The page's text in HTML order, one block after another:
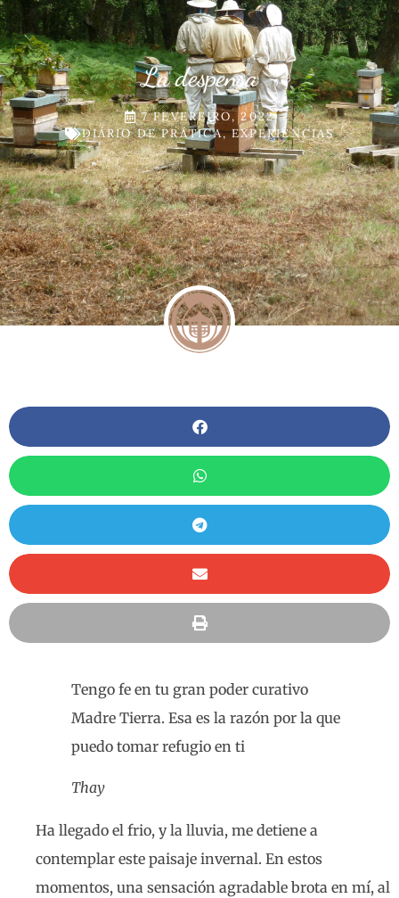
La despensa
7 FEVEREIRO, 2022
DIÁRIO DE PRÁTICA,EXPERIÊNCIAS
Tengo fe en tu gran poder curativo
Madre Tierra. Esa es la razón por la que
puedo tomar refugio en ti
Thay
Ha llegado el frio, y la lluvia, me detiene a
contemplar este paisaje invernal. En estos
momentos, una sensación agradable brota en mí, al